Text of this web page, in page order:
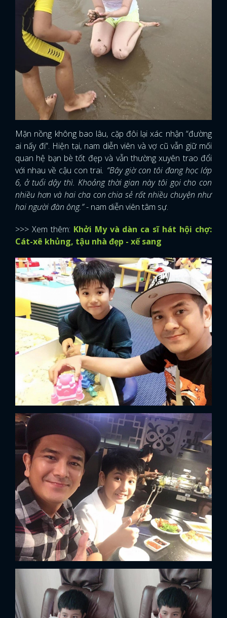
Mặn nồng không bao lâu, cặp đôi lại xác nhận “đường
ai nấy đi”. Hiện tại, nam diễn viên và vợ cũ vẫn giữ mối
quan hệ bạn bè tốt đẹp và vẫn thường xuyên trao đổi
với nhau về cậu con trai. “Bây giờ con tôi đang học lớp
6, ở tuổi dậy thì. Khoảng thời gian này tôi gọi cho con
nhiều hơn và hai cha con chia sẻ rất nhiều chuyện như
hai người đàn ông.”- nam diễn viên tâm sự.
>>> Xem thêm: Khởi My và dàn ca sĩ hát hội chợ:
Cát-xê khủng, tậu nhà đẹp - xế sang